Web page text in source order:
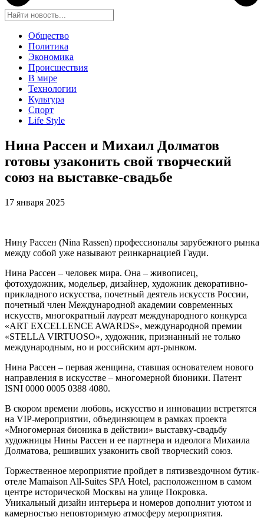
Общество
Политика
Экономика
Происшествия
В мире
Технологии
Культура
Спорт
Life Style
Нина Рассен и Михаил Долматов
готовы узаконить свой творческий
союз на выставке-свадьбе
17 января 2025
Нину Рассен (Nina Rassen) профессионалы зарубежного рынка
между собой уже называют реинкарнацией Гауди.
Нина Рассен – человек мира. Она – живописец,
фотохудожник, модельер, дизайнер, художник декоративно-
прикладного искусства, почетный деятель искусств России,
почетный член Международной академии современных
искусств, многократный лауреат международного конкурса
«ART EXCELLENCE AWARDS», международной премии
«STELLA VIRTUOSO», художник, признанный не только
международным, но и российским арт-рынком.
Нина Рассен – первая женщина, ставшая основателем нового
направления в искусстве – многомерной бионики. Патент
ISNI 0000 0005 0388 4080.
В скором времени любовь, искусство и инновации встретятся
на VIP-мероприятии, объединяющем в рамках проекта
«Многомерная бионика в действии» выставку-свадьбу
художницы Нины Рассен и ее партнера и идеолога Михаила
Долматова, решивших узаконить свой творческий союз.
Торжественное мероприятие пройдет в пятизвездочном бутик-
отеле Mamaison All-Suites SPA Hotel, расположенном в самом
центре исторической Москвы на улице Покровка.
Уникальный дизайн интерьера и номеров дополнит уютом и
камерностью неповторимую атмосферу мероприятия.